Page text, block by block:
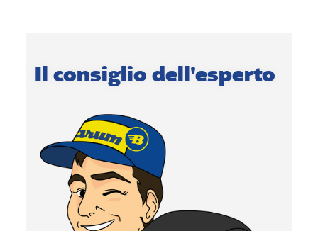
Il consiglio dell'esperto